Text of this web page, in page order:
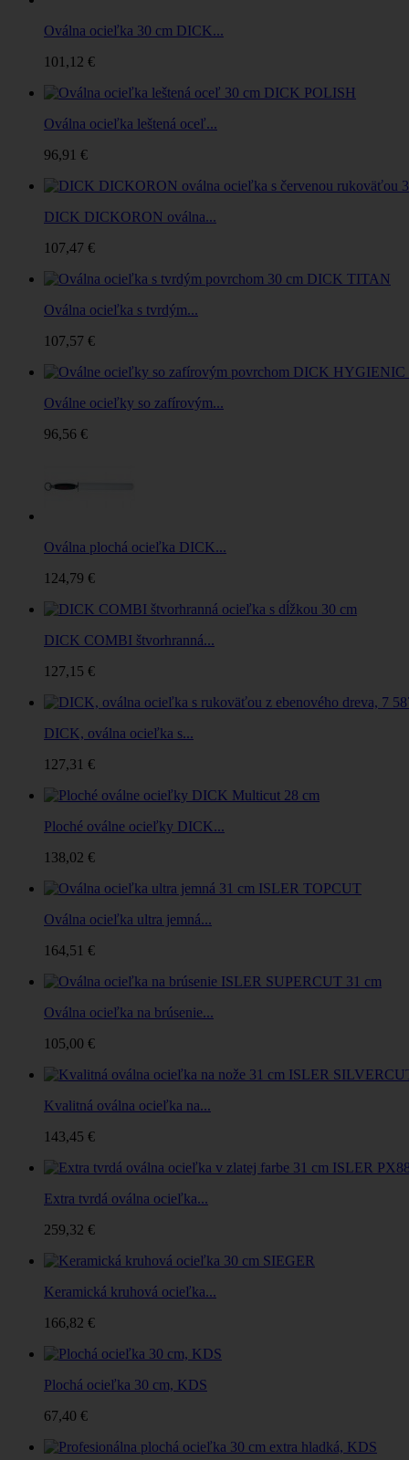
Oválna ocieľka 30 cm DICK...
101,12 €
Oválna ocieľka leštená oceľ...
96,91 €
DICK DICKORON oválna...
107,47 €
Oválna ocieľka s tvrdým...
107,57 €
Oválne ocieľky so zafírovým...
96,56 €
Oválna plochá ocieľka DICK...
124,79 €
DICK COMBI štvorhranná...
127,15 €
DICK, oválna ocieľka s...
127,31 €
Ploché oválne ocieľky DICK...
138,02 €
Oválna ocieľka ultra jemná...
164,51 €
Oválna ocieľka na brúsenie...
105,00 €
Kvalitná oválna ocieľka na...
143,45 €
Extra tvrdá oválna ocieľka...
259,32 €
Keramická kruhová ocieľka...
166,82 €
Plochá ocieľka 30 cm, KDS
67,40 €